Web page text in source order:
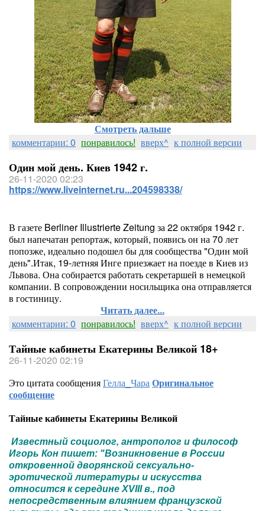
Смотреть дальше
комментарии: 0 понравилось! вверх^ к полной версии
Один мой день. Киев 1942 г.
26-11-2020 02:23
https://www.liveinternet.ru...204598338/
В газете Berliner Illustrierte Zeitung за 22 октября 1942 г.
был напечатан репортаж, который, появись он на 70 лет
попозже, идеально подошел бы для сообщества "Один мой
день".Итак, 19-летняя Инге приезжает на поезде в Киев из
Львова. Она собирается работать секретаршей в немецкой
компании. В сопровождении носильщика она отправляется
в гостиницу.
Читать далее...
комментарии: 0 понравилось! вверх^ к полной версии
Тайные кабинеты Екатерины Великой 18+
26-11-2020 02:19
Это цитата сообщенияГелла_ЧараОригинальное
сообщение
Тайные кабинеты Екатерины Великой
Известный социолог, антрополог и философ
Игорь Кон пишет: "Возникновение в России
откровенной дворянской сексуально-
эротической литературы и искусства
относится к середине XVIII в., под
непосредственным влиянием французской